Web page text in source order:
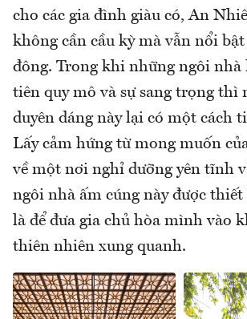
cho các gia đình giàu có, An
không cần cầu kỳ mà vẫn nổi
đông. Trong khi những ngôi nhà
tiên quy mô và sự sang trọng thì
duyên dáng này lại có một cách
Lấy cảm hứng từ mong muốn
về một nơi nghỉ dưỡng yên tĩnh
ngôi nhà ấm cúng này được
là để đưa gia chủ hòa mình vào
thiên nhiên xung quanh.